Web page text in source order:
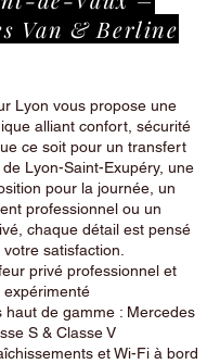
Van & Berline
Lyon vous propose une
alliant confort, sécurité
ce soit pour un transfert
de Lyon-Saint-Exupéry, une
pour la journée, un
professionnel ou un
chaque détail est pensé
satisfaction.
privé professionnel et
expérimenté
de gamme : Mercedes
S & Classe V
et Wi-Fi à bord